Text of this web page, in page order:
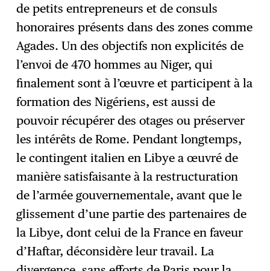
de petits entrepreneurs et de consuls
honoraires présents dans des zones comme
Agades. Un des objectifs non explicités de
l’envoi de 470 hommes au Niger, qui
finalement sont à l’œuvre et participent à la
formation des Nigériens, est aussi de
pouvoir récupérer des otages ou préserver
les intérêts de Rome. Pendant longtemps,
le contingent italien en Libye a œuvré de
manière satisfaisante à la restructuration
de l’armée gouvernementale, avant que le
glissement d’une partie des partenaires de
la Libye, dont celui de la France en faveur
d’Haftar, déconsidère leur travail. La